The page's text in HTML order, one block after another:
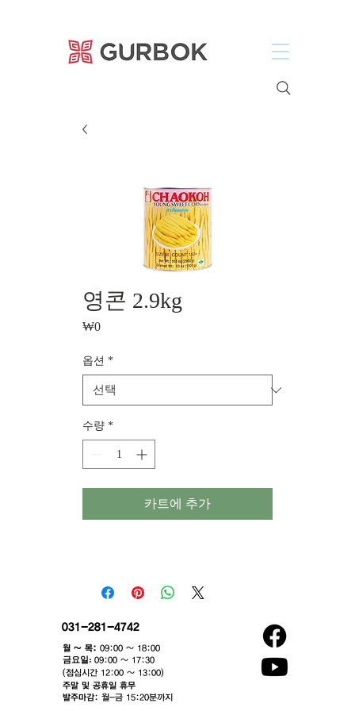
거복푸드
영콘 2.9kg
₩0가
옵션 *
수량 *
카트에 추가
031-281-4742
월 ~ 목: 09:00 ~ 18:00
​금요일: 09:00 ~ 17:30
(점심시간 12:00 ~ 13:00)​
주말 및 공휴일 휴무
발주마감: 월-금 15:20분까지